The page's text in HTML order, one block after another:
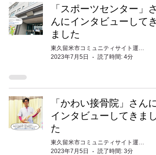
「スポーツセンター」さ
んにインタビューしてき
ました
東久留米市コミュニティサイト運営委員会
2023年7月5日
読了時間: 4分
「かわい接骨院」さんに
インタビューしてきまし
た
東久留米市コミュニティサイト運営委員会
2023年7月5日
読了時間: 3分